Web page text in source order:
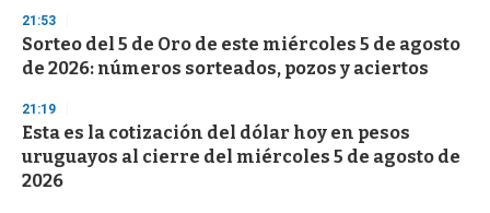
21:53
Sorteo del 5 de Oro de este miércoles 5 de agosto
de 2026: números sorteados, pozos y aciertos
21:19
Esta es la cotización del dólar hoy en pesos
uruguayos al cierre del miércoles 5 de agosto de
2026